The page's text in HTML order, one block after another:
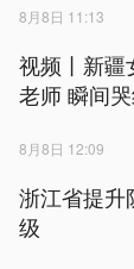
8月8日 11:13
视频丨新疆
老师 瞬间
8月8日 12:09
浙江省提升
级